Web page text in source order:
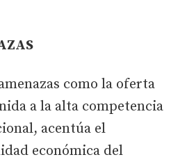
como la oferta
a la alta competencia
acentúa el
económica del